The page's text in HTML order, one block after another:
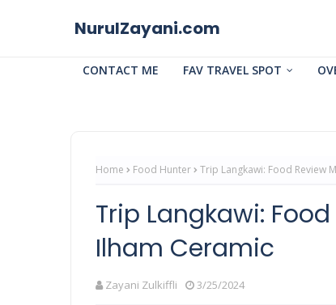
NurulZayani.com
CONTACT ME FAV TRAVEL SPOT
Home Food Hunter Trip Langkawi: Food Review
Trip Langkawi:
Ilham Ceramic
Zayani Zulkiffli 3/25/2024